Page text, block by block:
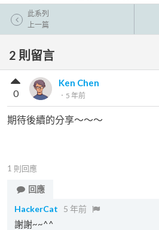
此系列
上一篇
2 則留言
Ken Chen
． 5 年前
0
期待後續的分享～～～
1 則回應
回應
HackerCat
5 年前
謝謝~~^^